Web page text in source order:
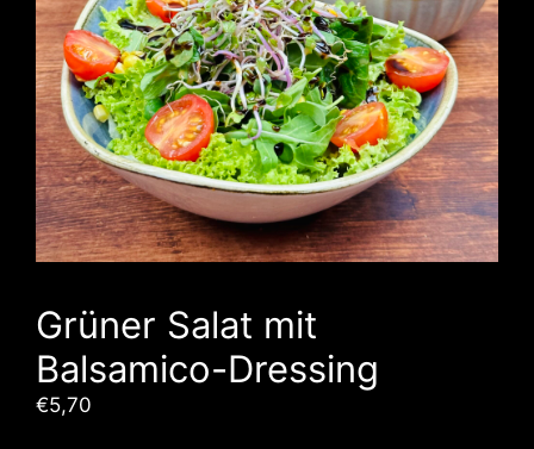
Grüner Salat mit
Balsamico-Dressing
€5,70